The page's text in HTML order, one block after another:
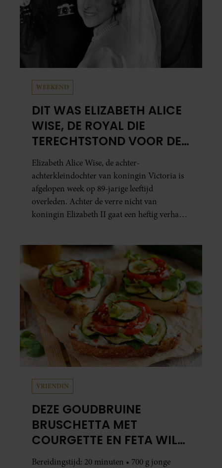
WEEKEND
DIT WAS ELIZABETH ALICE
WISE, DE ROYAL DIE
TERECHTSTOND VOOR DE
DOOD VAN HAAR BABY
Elizabeth Alice Wise, de achter-
achterkleindochter van koningin Victoria is
afgelopen week op 89-jarige leeftijd
overleden. Achter de verre nicht van
koningin Elizabeth II gaat een heftig verhaal
VRIENDIN
DEZE GOUDBRUINE
BRUSCHETTA MET
COURGETTE EN FETA WIL
JE METEEN MAKEN
Bereidingstijd: 20 minuten • 700 g jonge